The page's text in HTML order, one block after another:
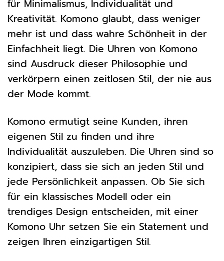
für Minimalismus, Individualität und
Kreativität. Komono glaubt, dass weniger
mehr ist und dass wahre Schönheit in der
Einfachheit liegt. Die Uhren von Komono
sind Ausdruck dieser Philosophie und
verkörpern einen zeitlosen Stil, der nie aus
der Mode kommt.
Komono ermutigt seine Kunden, ihren
eigenen Stil zu finden und ihre
Individualität auszuleben. Die Uhren sind so
konzipiert, dass sie sich an jeden Stil und
jede Persönlichkeit anpassen. Ob Sie sich
für ein klassisches Modell oder ein
trendiges Design entscheiden, mit einer
Komono Uhr setzen Sie ein Statement und
zeigen Ihren einzigartigen Stil.